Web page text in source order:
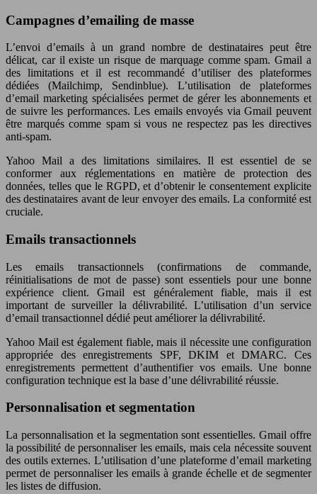
Campagnes d’emailing de masse
L’envoi d’emails à un grand nombre de destinataires peut être
délicat, car il existe un risque de marquage comme spam. Gmail a
des limitations et il est recommandé d’utiliser des plateformes
dédiées (Mailchimp, Sendinblue). L’utilisation de plateformes
d’email marketing spécialisées permet de gérer les abonnements et
de suivre les performances. Les emails envoyés via Gmail peuvent
être marqués comme spam si vous ne respectez pas les directives
anti-spam.
Yahoo Mail a des limitations similaires. Il est essentiel de se
conformer aux réglementations en matière de protection des
données, telles que le RGPD, et d’obtenir le consentement explicite
des destinataires avant de leur envoyer des emails. La conformité est
cruciale.
Emails transactionnels
Les emails transactionnels (confirmations de commande,
réinitialisations de mot de passe) sont essentiels pour une bonne
expérience client. Gmail est généralement fiable, mais il est
important de surveiller la délivrabilité. L’utilisation d’un service
d’email transactionnel dédié peut améliorer la délivrabilité.
Yahoo Mail est également fiable, mais il nécessite une configuration
appropriée des enregistrements SPF, DKIM et DMARC. Ces
enregistrements permettent d’authentifier vos emails. Une bonne
configuration technique est la base d’une délivrabilité réussie.
Personnalisation et segmentation
La personnalisation et la segmentation sont essentielles. Gmail offre
la possibilité de personnaliser les emails, mais cela nécessite souvent
des outils externes. L’utilisation d’une plateforme d’email marketing
permet de personnaliser les emails à grande échelle et de segmenter
les listes de diffusion.